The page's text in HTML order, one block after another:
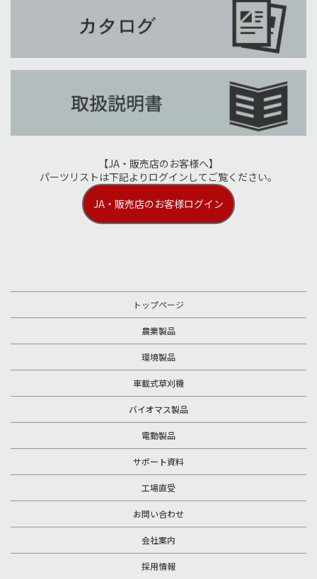
【JA・販売店のお客様へ】
パーツリストは下記よりログインしてご覧ください。
JA・販売店のお客様ログイン
トップページ
農業製品
環境製品
車載式草刈機
バイオマス製品
電動製品
サポート資料
工場直受
お問い合わせ
会社案内
採用情報